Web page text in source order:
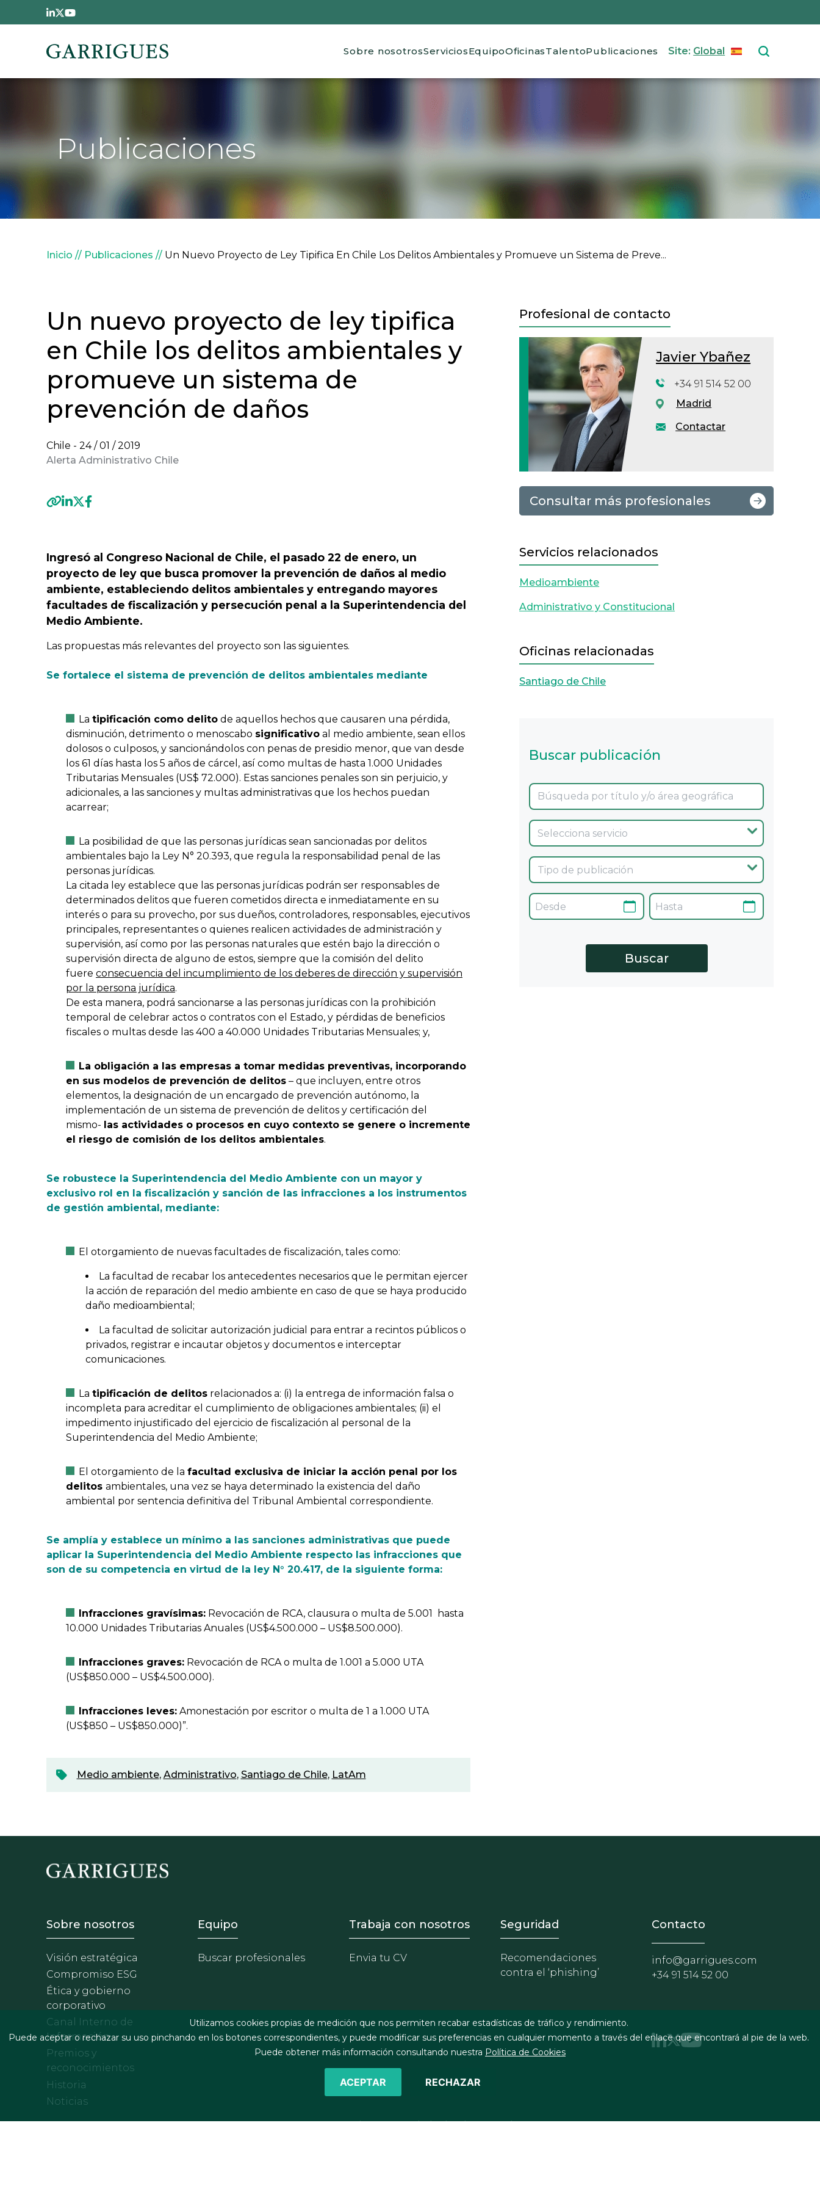
Pasar al contenido principal
Main navigation
Sobre nosotrosServiciosEquipoOficinasTalentoPublicaciones Site: GlobalSelect your
Publicaciones
Sobrescribir enlaces de ayuda a la navegación
Inicio Publicaciones Un Nuevo Proyecto de Ley Tipifica En Chile Los Delitos Ambientales y Promueve un Sistema de Preve...
Un nuevo proyecto de ley tipifica
en Chile los delitos ambientales y
promueve un sistema de
prevención de daños
Chile - 24 / 01 / 2019
Alerta Administrativo Chile
Ingresó al Congreso Nacional de Chile, el pasado 22 de enero, un
proyecto de ley que busca promover la prevención de daños al medio
ambiente, estableciendo delitos ambientales y entregando mayores
facultades de fiscalización y persecución penal a la Superintendencia del
Medio Ambiente.
Las propuestas más relevantes del proyecto son las siguientes.
Se fortalece el sistema de prevención de delitos ambientales mediante
La tipificación como delito de aquellos hechos que causaren una pérdida,
disminución, detrimento o menoscabo significativo al medio ambiente, sean ellos
dolosos o culposos, y sancionándolos con penas de presidio menor, que van desde
los 61 días hasta los 5 años de cárcel, así como multas de hasta 1.000 Unidades
Tributarias Mensuales (US$ 72.000). Estas sanciones penales son sin perjuicio, y
adicionales, a las sanciones y multas administrativas que los hechos puedan
acarrear;
La posibilidad de que las personas jurídicas sean sancionadas por delitos
ambientales bajo la Ley N° 20.393, que regula la responsabilidad penal de las
personas jurídicas.
La citada ley establece que las personas jurídicas podrán ser responsables de
determinados delitos que fueren cometidos directa e inmediatamente en su
interés o para su provecho, por sus dueños, controladores, responsables, ejecutivos
principales, representantes o quienes realicen actividades de administración y
supervisión, así como por las personas naturales que estén bajo la dirección o
supervisión directa de alguno de estos, siempre que la comisión del delito
fuere consecuencia del incumplimiento de los deberes de dirección y supervisión
por la persona jurídica.
De esta manera, podrá sancionarse a las personas jurídicas con la prohibición
temporal de celebrar actos o contratos con el Estado, y pérdidas de beneficios
fiscales o multas desde las 400 a 40.000 Unidades Tributarias Mensuales; y,
La obligación a las empresas a tomar medidas preventivas, incorporando
en sus modelos de prevención de delitos – que incluyen, entre otros
elementos, la designación de un encargado de prevención autónomo, la
implementación de un sistema de prevención de delitos y certificación del
mismo- las actividades o procesos en cuyo contexto se genere o incremente
el riesgo de comisión de los delitos ambientales.
Se robustece la Superintendencia del Medio Ambiente con un mayor y
exclusivo rol en la fiscalización y sanción de las infracciones a los instrumentos
de gestión ambiental, mediante:
El otorgamiento de nuevas facultades de fiscalización, tales como:
La facultad de recabar los antecedentes necesarios que le permitan ejercer
la acción de reparación del medio ambiente en caso de que se haya producido
daño medioambiental;
La facultad de solicitar autorización judicial para entrar a recintos públicos o
privados, registrar e incautar objetos y documentos e interceptar
comunicaciones.
La tipificación de delitos relacionados a: (i) la entrega de información falsa o
incompleta para acreditar el cumplimiento de obligaciones ambientales; (ii) el
impedimento injustificado del ejercicio de fiscalización al personal de la
Superintendencia del Medio Ambiente;
El otorgamiento de la facultad exclusiva de iniciar la acción penal por los
delitos ambientales, una vez se haya determinado la existencia del daño
ambiental por sentencia definitiva del Tribunal Ambiental correspondiente.
Se amplía y establece un mínimo a las sanciones administrativas que puede
aplicar la Superintendencia del Medio Ambiente respecto las infracciones que
son de su competencia en virtud de la ley N° 20.417, de la siguiente forma:
Infracciones gravísimas: Revocación de RCA, clausura o multa de 5.001 hasta
10.000 Unidades Tributarias Anuales (US$4.500.000 – US$8.500.000).
Infracciones graves: Revocación de RCA o multa de 1.001 a 5.000 UTA
(US$850.000 – US$4.500.000).
Infracciones leves: Amonestación por escritor o multa de 1 a 1.000 UTA
(US$850 – US$850.000)”.
Medio ambiente, Administrativo, Santiago de Chile, LatAm
Profesional de contacto
Javier Ybañez
Contactar
+34 91 514 52 00
Madrid
Consultar más profesionales
Servicios relacionados
Medioambiente
Administrativo y Constitucional
Oficinas relacionadas
Santiago de Chile
Buscar publicación
Footer - Sobre Nosotros
Sobre nosotros
Visión estratégica
Compromiso ESG
Ética y gobierno
corporativo
Canal Interno de
Información
Premios y
reconocimientos
Historia
Noticias
Footer - Equipo
Equipo
Buscar profesionales
Footer - Trabaja con nosotros
Trabaja con nosotros
Envia tu CV
Footer - Extranet y herramientas
Seguridad
Recomendaciones
contra el ‘phishing’
Contacto
info@garrigues.com
+34 91 514 52 00
©2026 J&A Garrigues, S.L.P. Todos los derechos reservados
Utilizamos cookies propias de medición que nos permiten recabar estadísticas de tráfico y rendimiento.
Puede aceptar o rechazar su uso pinchando en los botones correspondientes, y puede modificar sus preferencias en cualquier momento a través del enlace que encontrará al pie de la web.
Puede obtener más información consultando nuestra Política de Cookies
ACEPTAR RECHAZAR